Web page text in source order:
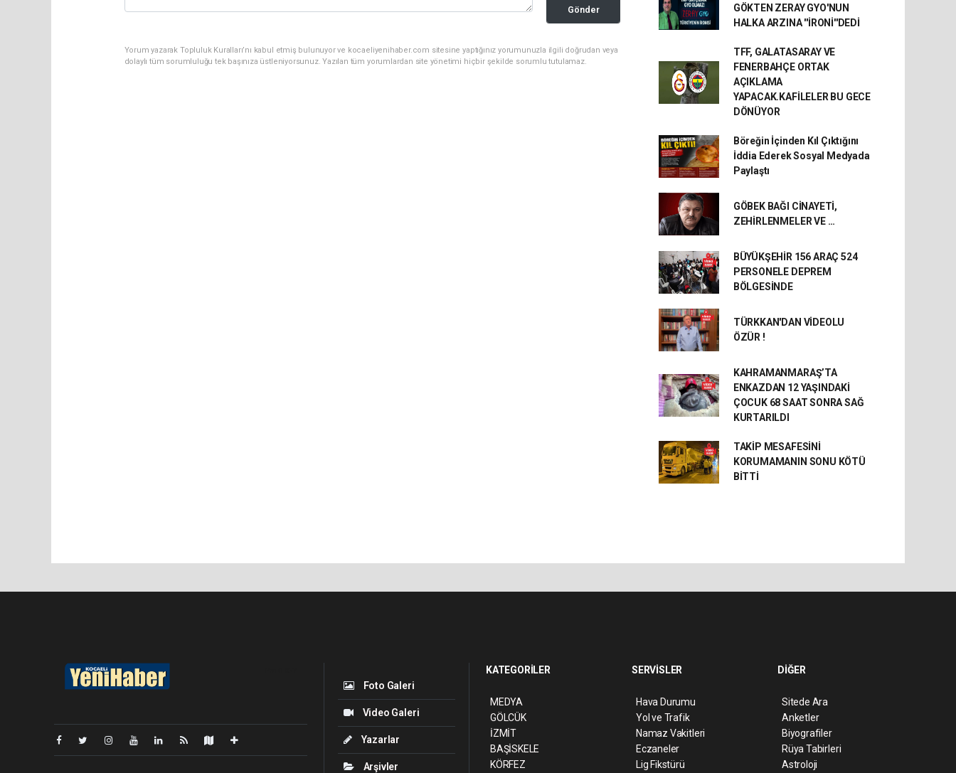
Gönder
Yorum yazarak Topluluk Kuralları’nı kabul etmiş bulunuyor ve kocaeliyenihaber.com sitesine yaptığınız yorumunuzla ilgili doğrudan veya
dolaylı tüm sorumluluğu tek başınıza üstleniyorsunuz. Yazılan tüm yorumlardan site yönetimi hiçbir şekilde sorumlu tutulamaz.
GÖKTEN ZERAY GYO'NUN
HALKA ARZINA ''İRONİ''DEDİ
TFF, GALATASARAY VE
FENERBAHÇE ORTAK
AÇIKLAMA
YAPACAK.KAFİLELER BU GECE
DÖNÜYOR
Böreğin İçinden Kıl Çıktığını
İddia Ederek Sosyal Medyada
Paylaştı
GÖBEK BAĞI CİNAYETİ,
ZEHİRLENMELER VE …
BÜYÜKŞEHİR 156 ARAÇ 524
PERSONELE DEPREM
BÖLGESİNDE
TÜRKKAN'DAN VİDEOLU
ÖZÜR !
KAHRAMANMARAŞ’TA
ENKAZDAN 12 YAŞINDAKİ
ÇOCUK 68 SAAT SONRA SAĞ
KURTARILDI
TAKİP MESAFESİNİ
KORUMAMANIN SONU KÖTÜ
BİTTİ
Foto Galeri
Video Galeri
Yazarlar
Arşivler
KATEGORİLER
MEDYA
GÖLCÜK
İZMİT
BAŞİSKELE
KÖRFEZ
SERVİSLER
Hava Durumu
Yol ve Trafik
Namaz Vakitleri
Eczaneler
Lig Fikstürü
DİĞER
Sitede Ara
Anketler
Biyografiler
Rüya Tabirleri
Astroloji